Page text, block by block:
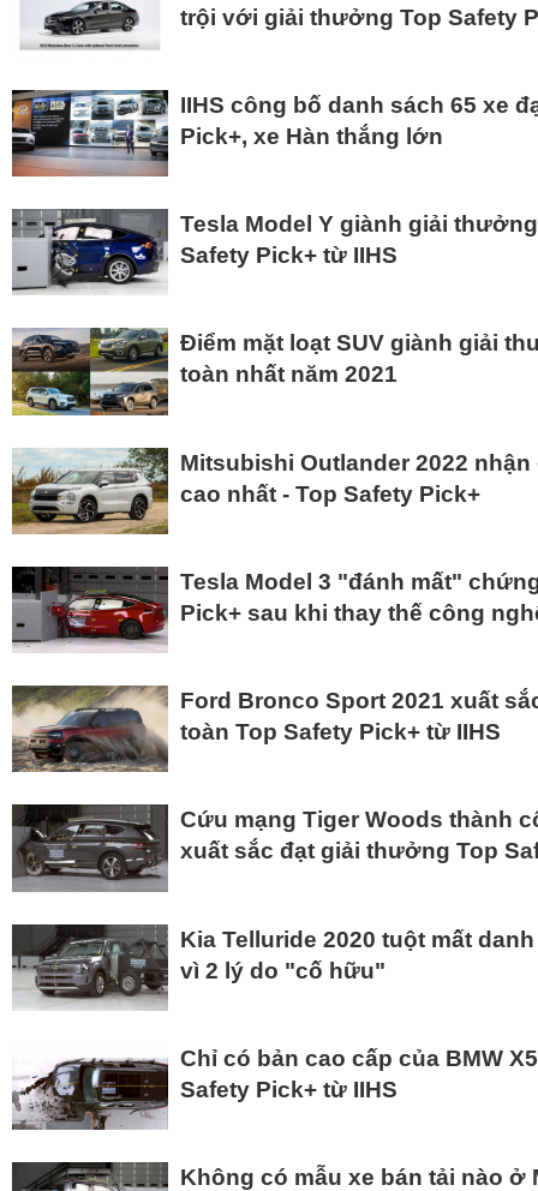
trội với giải thưởng Top Safety
IIHS công bố danh sách 65 xe
Pick+, xe Hàn thắng lớn
Tesla Model Y giành giải
Safety Pick+ từ IIHS
Điểm mặt loạt SUV giành giải
toàn nhất năm 2021
Mitsubishi Outlander 2022
cao nhất - Top Safety Pick+
Tesla Model 3 "đánh mất"
Pick+ sau khi thay thế công
Ford Bronco Sport 2021 xuất
toàn Top Safety Pick+ từ IIHS
Cứu mạng Tiger Woods thành
xuất sắc đạt giải thưởng Top
Kia Telluride 2020 tuột mất
vì 2 lý do "cố hữu"
Chỉ có bản cao cấp của BMW
Safety Pick+ từ IIHS
Không có mẫu xe bán tải nào